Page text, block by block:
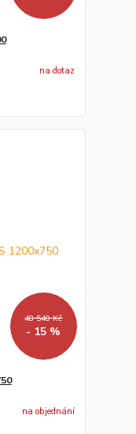
na dotaz
48 540 Kč
- 15 %
na objednání